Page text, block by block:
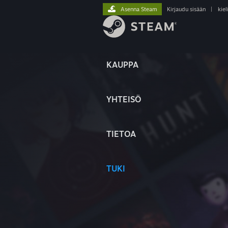
KAUPPA
YHTEISÖ
TIETOA
TUKI
Asenna Steam Kirjaudu sisään kieli